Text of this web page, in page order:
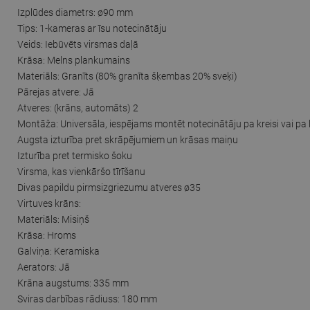
Izplūdes diametrs: ø90 mm
Tips: 1-kameras ar īsu notecinātāju
Veids: Iebūvēts virsmas daļā
Krāsa: Melns plankumains
Materiāls: Granīts (80% granīta šķembas 20% sveķi)
Pārejas atvere: Jā
Atveres: (krāns, automāts) 2
Montāža: Universāla, iespējams montēt notecinātāju pa kreisi vai pa
Augsta izturība pret skrāpējumiem un krāsas maiņu
Izturība pret termisko šoku
Virsma, kas vienkāršo tīrīšanu
Divas papildu pirmsizgriezumu atveres ø35
Virtuves krāns:
Materiāls: Misiņš
Krāsa: Hroms
Galviņa: Keramiska
Aerators: Jā
Krāna augstums: 335 mm
Sviras darbības rādiuss: 180 mm